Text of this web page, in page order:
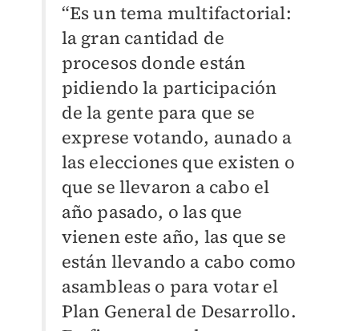
“Es un tema multifactorial:
la gran cantidad de
procesos donde están
pidiendo la participación
de la gente para que se
exprese votando, aunado a
las elecciones que existen o
que se llevaron a cabo el
año pasado, o las que
vienen este año, las que se
están llevando a cabo como
asambleas o para votar el
Plan General de Desarrollo.